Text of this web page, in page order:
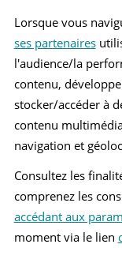
Lorsque vous
ses partenaires
l'audience/la
contenu,
stocker/accéder à
contenu
navigation et
Consultez les
comprenez les
accédant aux
moment via le lien